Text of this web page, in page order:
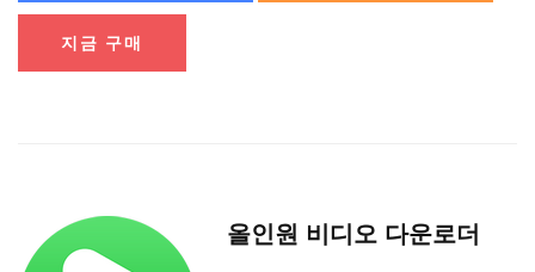
지금 구매
올인원 비디오 다운로더